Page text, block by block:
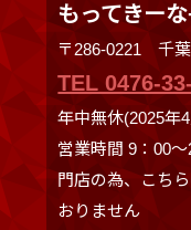
もってきー
〒286-0221 千
TEL 0476-
年中無休(2025年
営業時間 9：00
門店の為、こち
おりません